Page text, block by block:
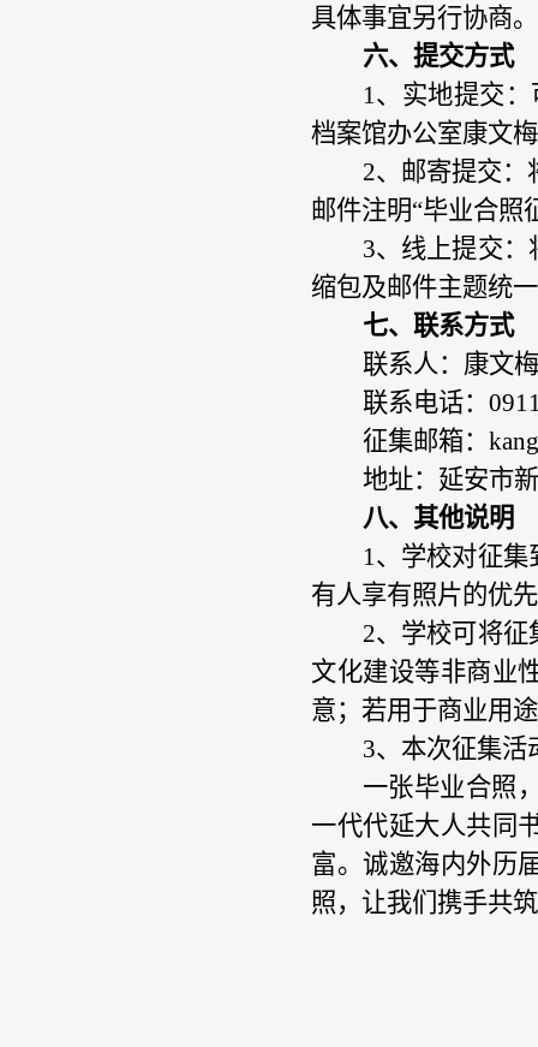
具体事宜另行协商。
六、提交方式
1、 实地提交
档案馆办公室康文
2、 邮寄提交：
邮件注明“毕业合照
3、 线上提交：
缩包及邮件主题统
七、联系方式
联系人： 康文梅
联系电话：
征集邮箱：
地址：延安市
八、其他说明
1、 学校对征集
有人享有照片的优
2、 学校可将征
文化建设等非商业
意；若用于商业用
3、 本次征集活
一张毕业合照
一代代延大人共同
富。诚邀海内外历
照，让我们携手共